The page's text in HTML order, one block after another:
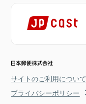
サイトのご利用について
プライバシーポリシー